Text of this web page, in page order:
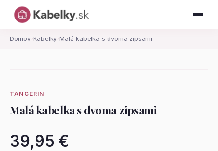
Domov› Kabelky› Malá kabelka s dvoma zipsami
TANGERIN
Malá kabelka s dvoma zipsami
39,95 €